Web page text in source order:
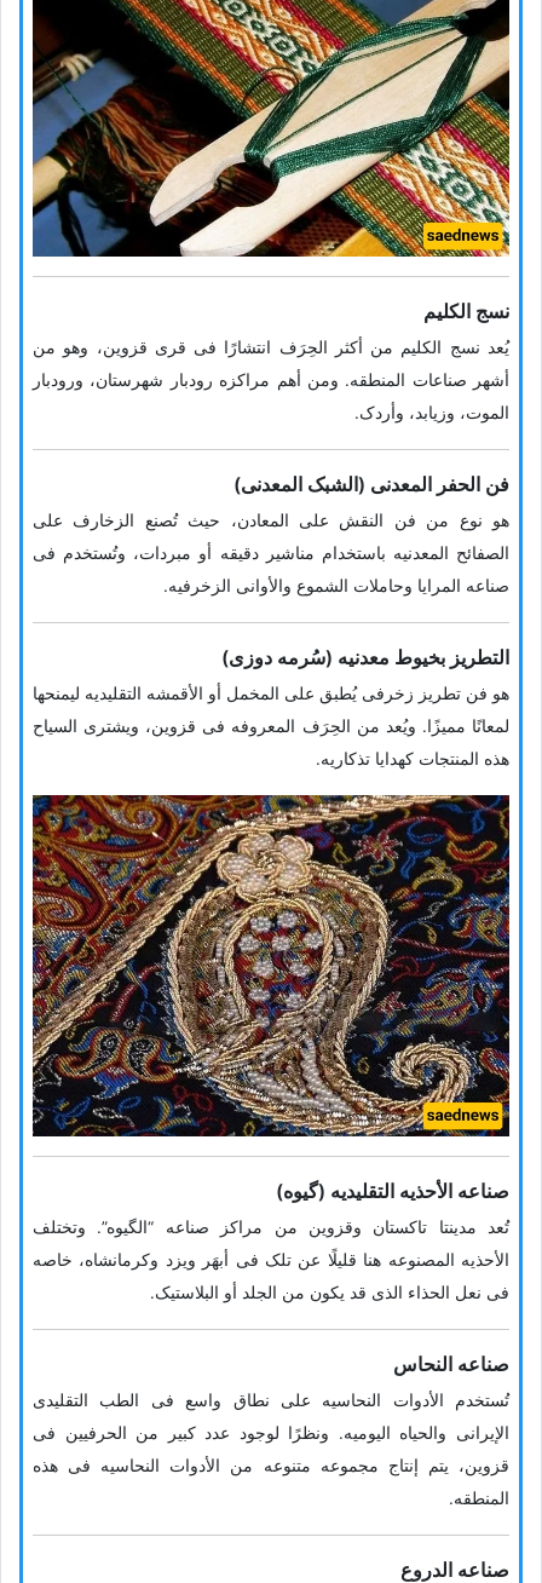
نسج الکلیم
یُعد نسج الکلیم من أکثر الحِرَف انتشارًا فی قرى قزوین، وهو من
أشهر صناعات المنطقه. ومن أهم مراکزه رودبار شهرستان، ورودبار
الموت، وزیابد، وأردک.
فن الحفر المعدنی (الشبک المعدنی)
هو نوع من فن النقش على المعادن، حیث تُصنع الزخارف على
الصفائح المعدنیه باستخدام مناشیر دقیقه أو مبردات، وتُستخدم فی
صناعه المرایا وحاملات الشموع والأوانی الزخرفیه.
التطریز بخیوط معدنیه (سُرمه دوزی)
هو فن تطریز زخرفی یُطبق على المخمل أو الأقمشه التقلیدیه لیمنحها
لمعانًا ممیزًا. ویُعد من الحِرَف المعروفه فی قزوین، ویشتری السیاح
هذه المنتجات کهدایا تذکاریه.
صناعه الأحذیه التقلیدیه (گیوه)
تُعد مدینتا تاکستان وقزوین من مراکز صناعه “الگیوه”. وتختلف
الأحذیه المصنوعه هنا قلیلًا عن تلک فی أبهَر ویزد وکرمانشاه، خاصه
فی نعل الحذاء الذی قد یکون من الجلد أو البلاستیک.
صناعه النحاس
تُستخدم الأدوات النحاسیه على نطاق واسع فی الطب التقلیدی
الإیرانی والحیاه الیومیه. ونظرًا لوجود عدد کبیر من الحرفیین فی
قزوین، یتم إنتاج مجموعه متنوعه من الأدوات النحاسیه فی هذه
المنطقه.
صناعه الدروع